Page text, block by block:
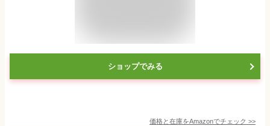
ショップでみる
価格と在庫をAmazonでチェック >>